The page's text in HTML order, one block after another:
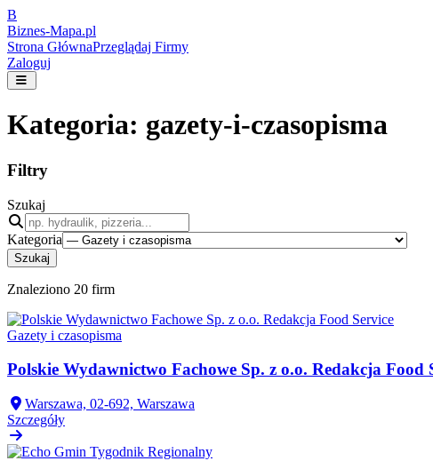
B
Biznes-Mapa.pl
Strona GłównaPrzeglądaj Firmy
Zaloguj
Kategoria: gazety-i-czasopisma
Filtry
Szukaj
Kategoria
Szukaj
Znaleziono 20 firm
Gazety i czasopisma
Polskie Wydawnictwo Fachowe Sp. z o.o. Redakcja Food
Warszawa, 02-692, Warszawa
Szczegóły